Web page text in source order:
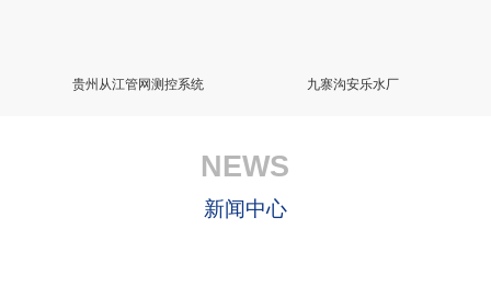
贵州从江管网测控系统 九寨沟安乐水厂
NEWS
新闻中心